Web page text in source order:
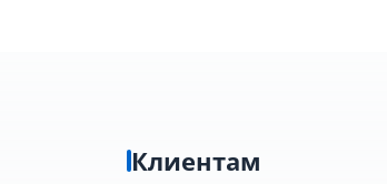
Клиентам